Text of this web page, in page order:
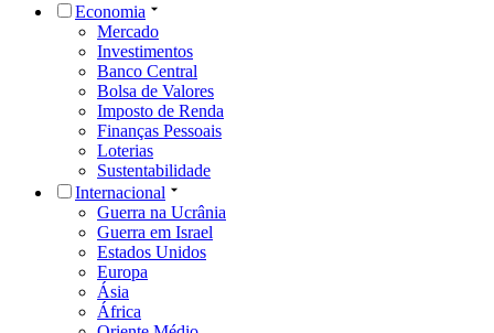
Economia
Mercado
Investimentos
Banco Central
Bolsa de Valores
Imposto de Renda
Finanças Pessoais
Loterias
Sustentabilidade
Internacional
Guerra na Ucrânia
Guerra em Israel
Estados Unidos
Europa
Ásia
África